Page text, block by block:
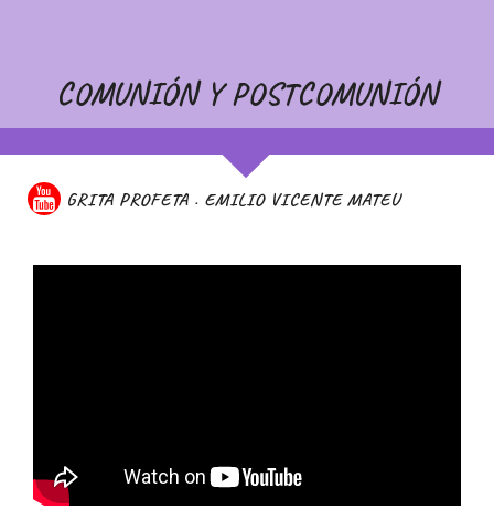
COMUNIÓN Y POSTCOMUNIÓN
GRITA PROFETA . EMILIO VICENTE MATEU